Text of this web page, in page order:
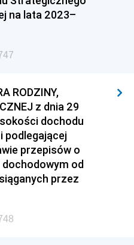
na lata 2023–
RODZINY,
z dnia 29
dochodu
podlegającej
przepisów o
od
przez